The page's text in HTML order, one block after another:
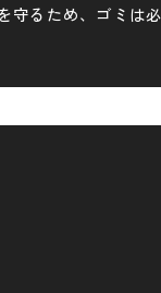
守るため、ゴミは